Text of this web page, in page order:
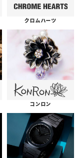
クロムハーツ
コンロン